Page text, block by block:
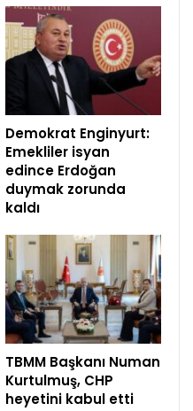
Demokrat Enginyurt:
Emekliler isyan
edince Erdoğan
duymak zorunda
kaldı
TBMM Başkanı Numan
Kurtulmuş, CHP
heyetini kabul etti